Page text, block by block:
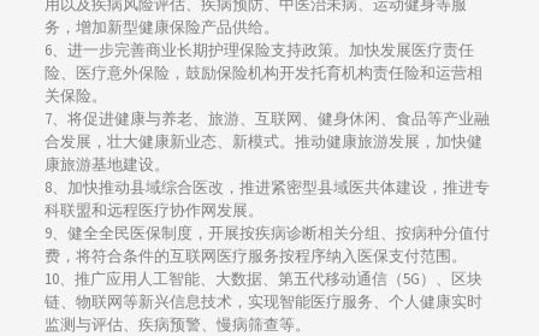
务，增加新型健康保险产品供给。
6、进一步完善商业长期护理保险支持政策。加快发展医疗责任
险、医疗意外保险，鼓励保险机构开发托育机构责任险和运营相
关保险。
7、将促进健康与养老、旅游、互联网、健身休闲、食品等产业融
合发展，壮大健康新业态、新模式。推动健康旅游发展，加快健
康旅游基地建设。
8、加快推动县域综合医改，推进紧密型县域医共体建设，推进专
科联盟和远程医疗协作网发展。
9、健全全民医保制度，开展按疾病诊断相关分组、按病种分值付
费，将符合条件的互联网医疗服务按程序纳入医保支付范围。
10、推广应用人工智能、大数据、第五代移动通信（5G）、区块
链、物联网等新兴信息技术，实现智能医疗服务、个人健康实时
监测与评估、疾病预警、慢病筛查等。